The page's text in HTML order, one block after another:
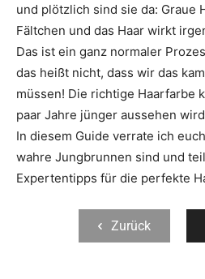
und plötzlich sind sie da: Graue
Fältchen und das Haar wirkt
Das ist ein ganz normaler
das heißt nicht, dass wir das
müssen! Die richtige Haarfarbe
paar Jahre jünger aussehen
In diesem Guide verrate ich
wahre Jungbrunnen sind und
Expertentipps für die perfekte
Zurück